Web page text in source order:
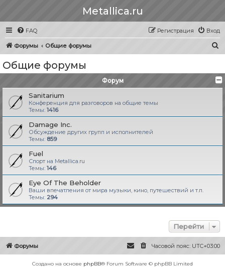
Metallica.ru
FAQ Вход
Регистрация
Форумы Общие форумы
с
Общие форумы
Форум
Sanitarium
Конференция для разговоров на общие темы
Темы: 1416
Damage Inc.
Обсуждение других групп и исполнителей
Темы: 859
Fuel
Спорт на Metallica.ru
Темы: 146
Eye Of The Beholder
Ваши впечатления от мира музыки, кино, путешествий и т.п.
Темы: 294
Перейти
Форумы Часовой пояс: UTC+03:00
Создано на основе phpBB® Forum Software © phpBB Limited